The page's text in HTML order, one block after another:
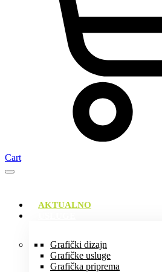
Cart
AKTUALNO
Grafički dizajn
Grafičke usluge
Grafička priprema